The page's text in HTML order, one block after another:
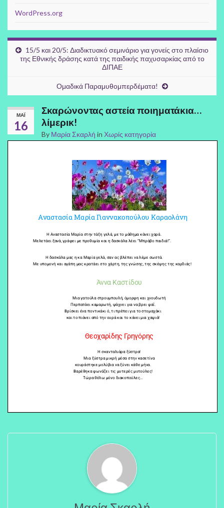
WordPress.org
15/5 και 20/5: Διαδικτυακό σεμινάριο για γονείς στο πλαίσιο
της Εθνικής δράσης κατά της παιδικής παχυσαρκίας από το
ΔΙΠΑΕ
Ομαδικά Παραμυθομπερδέματα!
ΜΑΪ́
16
Σκαρώνοντας αστεία ποιηματάκια…
λίμερικ!
By Μαρία Σκαρλή in Χωρίς κατηγορία